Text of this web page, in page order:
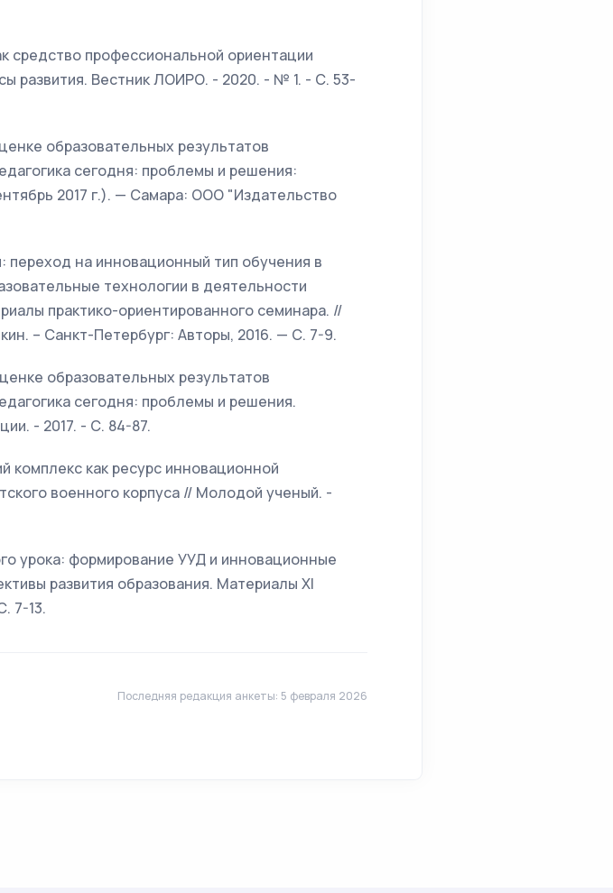
средство профессиональной ориентации
развития. Вестник ЛОИРО. - 2020. - № 1. - С. 53-
образовательных результатов
сегодня: проблемы и решения:
2017 г.). — Самара: ООО "Издательство
переход на инновационный тип обучения в
технологии в деятельности
практико-ориентированного семинара. //
– Санкт-Петербург: Авторы, 2016. — С. 7-9.
образовательных результатов
сегодня: проблемы и решения.
- 2017. - С. 84-87.
комплекс как ресурс инновационной
военного корпуса // Молодой ученый. -
урока: формирование УУД и инновационные
развития образования. Материалы XI
7-13.
Последняя редакция анкеты: 5 февраля 2026